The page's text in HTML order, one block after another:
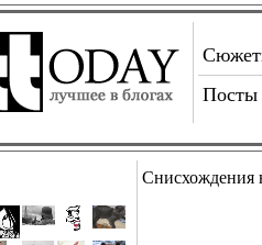
Посты
Снисхождения